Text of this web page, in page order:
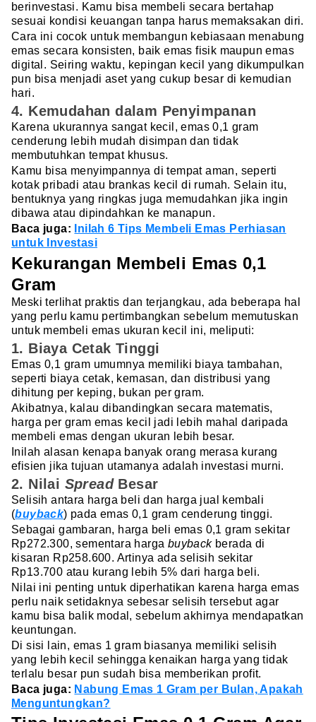
berinvestasi. Kamu bisa membeli secara bertahap
sesuai kondisi keuangan tanpa harus memaksakan diri.
Cara ini cocok untuk membangun kebiasaan menabung
emas secara konsisten, baik emas fisik maupun emas
digital. Seiring waktu, kepingan kecil yang dikumpulkan
pun bisa menjadi aset yang cukup besar di kemudian
hari.
4. Kemudahan dalam Penyimpanan
Karena ukurannya sangat kecil, emas 0,1 gram
cenderung lebih mudah disimpan dan tidak
membutuhkan tempat khusus.
Kamu bisa menyimpannya di tempat aman, seperti
kotak pribadi atau brankas kecil di rumah. Selain itu,
bentuknya yang ringkas juga memudahkan jika ingin
dibawa atau dipindahkan ke manapun.
Baca juga:
Inilah 6 Tips Membeli Emas Perhiasan
untuk Investasi
Kekurangan Membeli Emas 0,1
Gram
Meski terlihat praktis dan terjangkau, ada beberapa hal
yang perlu kamu pertimbangkan sebelum memutuskan
untuk membeli emas ukuran kecil ini, meliputi:
1. Biaya Cetak Tinggi
Emas 0,1 gram umumnya memiliki biaya tambahan,
seperti biaya cetak, kemasan, dan distribusi yang
dihitung per keping, bukan per gram.
Akibatnya, kalau dibandingkan secara matematis,
harga per gram emas kecil jadi lebih mahal daripada
membeli emas dengan ukuran lebih besar.
Inilah alasan kenapa banyak orang merasa kurang
efisien jika tujuan utamanya adalah investasi murni.
2. Nilai Spread Besar
Selisih antara harga beli dan harga jual kembali
(buyback) pada emas 0,1 gram cenderung tinggi.
Sebagai gambaran, harga beli emas 0,1 gram sekitar
Rp272.300, sementara harga buyback berada di
kisaran Rp258.600. Artinya ada selisih sekitar
Rp13.700 atau kurang lebih 5% dari harga beli.
Nilai ini penting untuk diperhatikan karena harga emas
perlu naik setidaknya sebesar selisih tersebut agar
kamu bisa balik modal, sebelum akhirnya mendapatkan
keuntungan.
Di sisi lain, emas 1 gram biasanya memiliki selisih
yang lebih kecil sehingga kenaikan harga yang tidak
terlalu besar pun sudah bisa memberikan profit.
Baca juga: Nabung Emas 1 Gram per Bulan, Apakah
Menguntungkan?